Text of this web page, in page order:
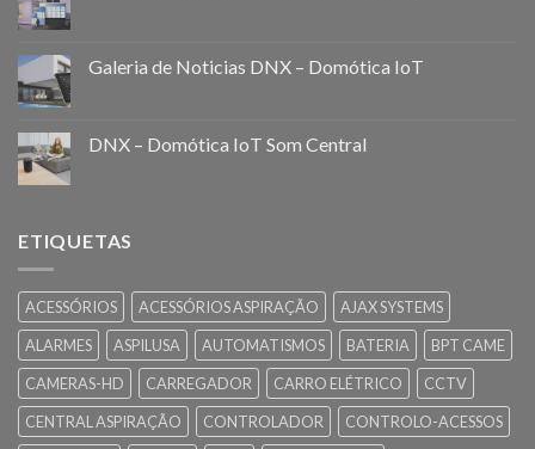
Galeria de Noticias DNX – Domótica IoT
DNX – Domótica IoT Som Central
ETIQUETAS
ACESSÓRIOS ACESSÓRIOS ASPIRAÇÃO
AJAX SYSTEMS
ALARMES
ASPILUSA AUTOMATISMOS BATERIA
BPT CAME
CAMERAS-HD
CARREGADOR CARRO ELÉTRICO
CCTV
CENTRAL ASPIRAÇÃO
CONTROLADOR
CONTROLO-ACESSOS